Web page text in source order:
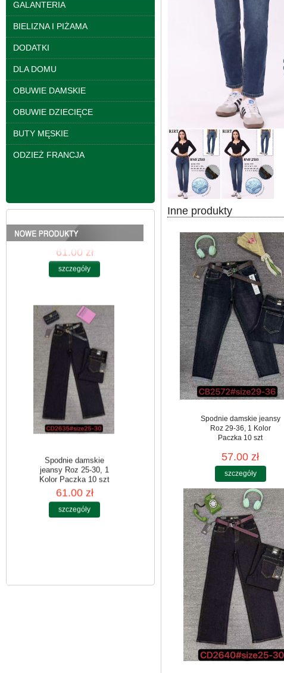
GALANTERIA
BIELIZNA I PIŻAMA
DODATKI
DLA DOMU
OBUWIE DAMSKIE
OBUWIE DZIECIĘCE
BUTY MĘSKIE
ODZIEŻ FRANCJA
Spodnie damskie
jeansy Roz 25-30, 1
Kolor Paczka 10 szt
61.00 zł
Spodnie damskie
jeansy Roz 25-30, 1
szczegóły
Spodnie damskie
jeansy Roz 25-30, 1
Inne produkty
Spodnie damskie jeansy
Roz 29-36, 1 Kolor
Paczka 10 szt
57.00 zł
szczegóły